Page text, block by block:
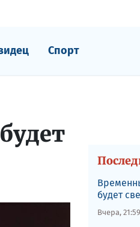
Спорт
будет
Вчера, 21:59